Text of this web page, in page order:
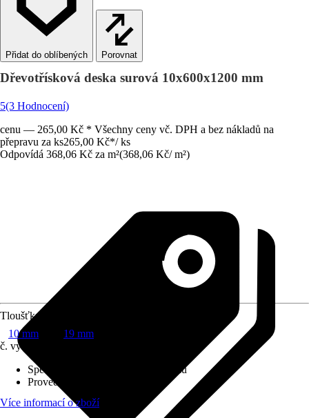
Porovnat
Dřevotřísková deska surová 10x600x1200 mm
5(3 Hodnocení)
cenu — 265,00 Kč * Všechny ceny vč. DPH a bez nákladů na
přepravu za ks265,00 Kč*/ ks
Odpovídá 368,06 Kč za m²(368,06 Kč/ m²)
Tloušťka
10 mm
19 mm
č. výrobku
Specifikace materiálu
Mix materiálu
Provedení
Více informací o zboží